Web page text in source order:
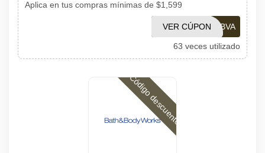
Aplica en tus compras mínimas de $1,599
MAYOBBVA
VER CÚPON
63 veces utilizado
Código descuento